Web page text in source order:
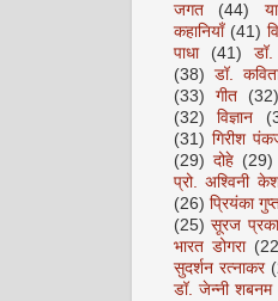
जगत
(44)
कहानियाँ (41)
पाधा
(41)
(38) डॉ.
(33)
गीत (32)
(32)
विज्ञान
(31) गिरीश
(29) दोहे (29)
प्रो. अश्विनी
(26) प्रियंका
(25) सूरज
भारत डोगरा
सुदर्शन रत्नाकर
डॉ. जेन्नी शबनम